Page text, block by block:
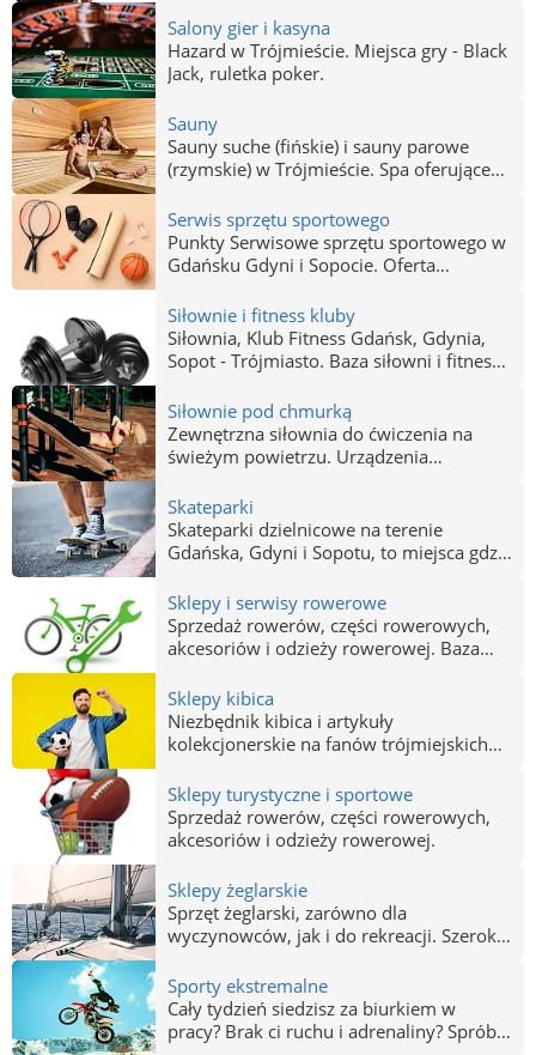
imprezy intergracyjnej lub imprezy w
kameralnym gronie przyjaciół.
Salony gier i kasyna
Hazard w Trójmieście. Miejsca gry - Black
Jack, ruletka poker.
Sauny
Sauny suche (fińskie) i sauny parowe
(rzymskie) w Trójmieście. Spa oferujące
Serwis sprzętu sportowego
Punkty Serwisowe sprzętu sportowego w
Gdańsku Gdyni i Sopocie. Oferta
naprawą, zarówno prostych akcesoriów
sportowych jak i urządzeń
zaawansowanych technicznie.
Siłownie i fitness kluby
Siłownia, Klub Fitness Gdańsk, Gdynia,
Sopot - Trójmiasto. Baza siłowni i fitness
siłownie z szerokim zapleczem i zajęcia z
trenerami.
Siłownie pod chmurką
Zewnętrzna siłownia do ćwiczenia na
świeżym powietrzu. Urządzenia
parkach Gdańska, Gdyni i Sopotu.
Aktywność fizyczna dostępna dla każdego
i za darmo.
Skateparki
Skateparki dzielnicowe na terenie
Gdańska, Gdyni i Sopotu, to miejsca gdzie
ćwiczyć ewolucje na deskorolce, rolkach i
bmxie. Obiekty odkryte i zabudowane,
zaprojektowanie z myślą o fanach
streetskatingu na różnym etapie
zaawansowania umiejętności.
Sklepy i serwisy rowerowe
Sprzedaż rowerów, części rowerowych,
akcesoriów i odzieży rowerowej. Baza
Sklepy kibica
Niezbędnik kibica i artykuły
kolekcjonerskie na fanów trójmiejskich
szaliki i gadżety dla oddanych kibiców,
Lechii, Arki i GKSu wybrzeże. Nieważne
czy dopingujesz swoją ulubioną drużynie
na stadionie, czy kibicujesz przed
telewizorem, w tych sklepach zaopatrzysz
się w niezbędne gadżety.
Sklepy turystyczne i sportowe
Sprzedaż rowerów, części rowerowych,
akcesoriów i odzieży rowerowej.
Sklepy żeglarskie
Sprzęt żeglarski, zarówno dla
wyczynowców, jak i do rekreacji. Szeroki
kotwice, pokrowce, boje i stery. Ubrania
dla żeglarzy. Sopot, Gdańsk, Gdynia.
Sporty ekstremalne
Cały tydzień siedzisz za biurkiem w
pracy? Brak ci ruchu i adrenaliny? Spróbuj